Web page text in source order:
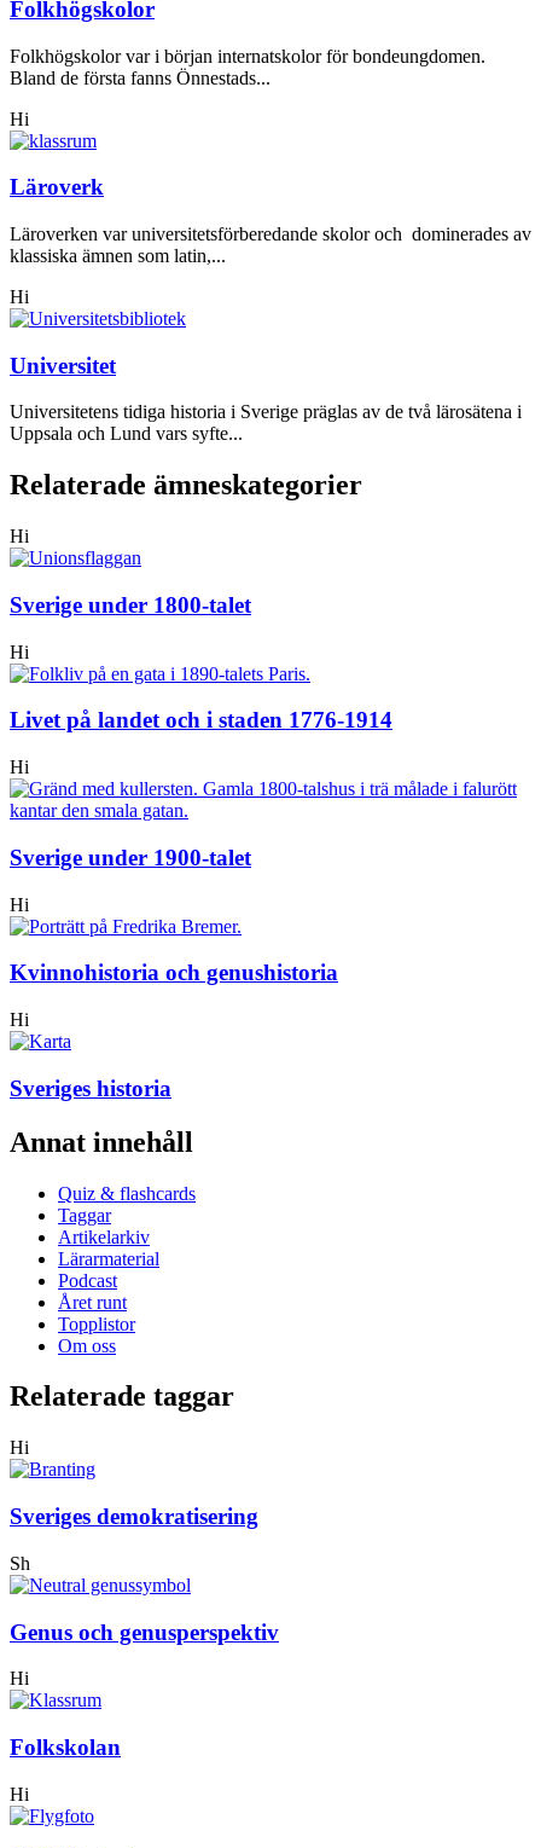
Folkhögskolor
Folkhögskolor var i början internatskolor för bondeungdomen.
Bland de första fanns Önnestads...
Hi
Läroverk
Läroverken var universitetsförberedande skolor och dominerades av
klassiska ämnen som latin,...
Hi
Universitet
Universitetens tidiga historia i Sverige präglas av de två lärosätena i
Uppsala och Lund vars syfte...
Relaterade ämneskategorier
Hi
Sverige under 1800-talet
Hi
Livet på landet och i staden 1776-1914
Hi
Sverige under 1900-talet
Hi
Kvinnohistoria och genushistoria
Hi
Sveriges historia
Annat innehåll
Quiz & flashcards
Taggar
Artikelarkiv
Lärarmaterial
Podcast
Året runt
Topplistor
Om oss
Relaterade taggar
Hi
Sveriges demokratisering
Sh
Genus och genusperspektiv
Hi
Folkskolan
Hi